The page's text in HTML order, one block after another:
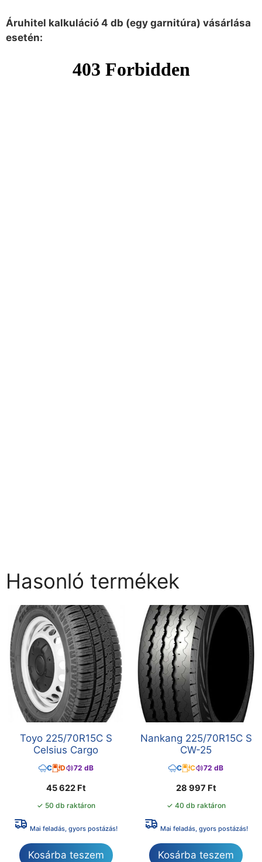
Áruhitel kalkuláció 4 db (egy garnitúra) vásárlása
esetén:
Hasonló termékek
Toyo 225/70R15C S
Celsius Cargo
C D 72 dB
45 622 Ft
✓ 50 db raktáron
Mai feladás, gyors postázás!
Kosárba teszem
Nankang 225/70R15C S
CW-25
C C 72 dB
28 997 Ft
✓ 40 db raktáron
Mai feladás, gyors postázás!
Kosárba teszem